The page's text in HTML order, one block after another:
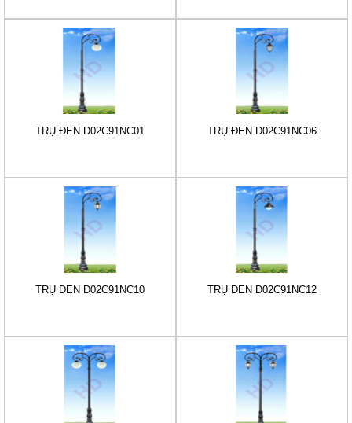
TRỤ ĐÈN D02C91NC01 TRỤ ĐÈN D02C91NC06
TRỤ ĐÈN D02C91NC10 TRỤ ĐÈN D02C91NC12